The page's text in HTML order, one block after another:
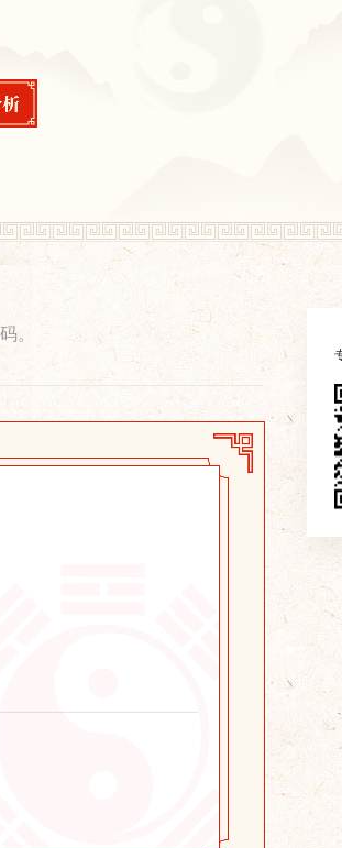
。